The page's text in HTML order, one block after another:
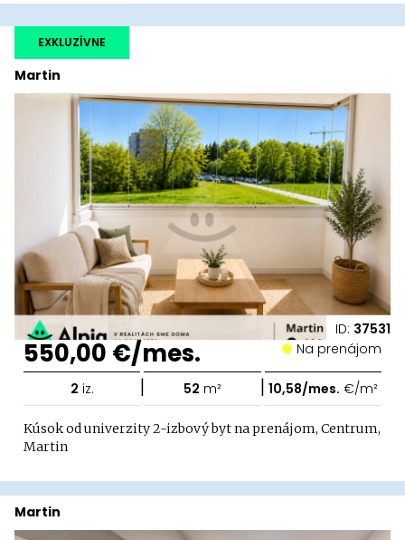
ID: 37531
Martin
EXKLUZÍVNE
550,00 €/mes. Na prenájom
2 iz. | 52 m² | 10,58/mes. €/m²
Kúsok od univerzity 2-izbový byt na prenájom, Centrum,
Martin
Martin